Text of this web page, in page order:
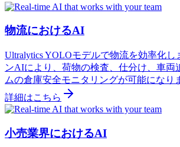
物流におけるAI
Ultralytics YOLOモデルで物流を効率化し
ンAIにより、荷物の検査、仕分け、車両
ムの倉庫安全モニタリングが可能になり
詳細はこちら
小売業界におけるAI